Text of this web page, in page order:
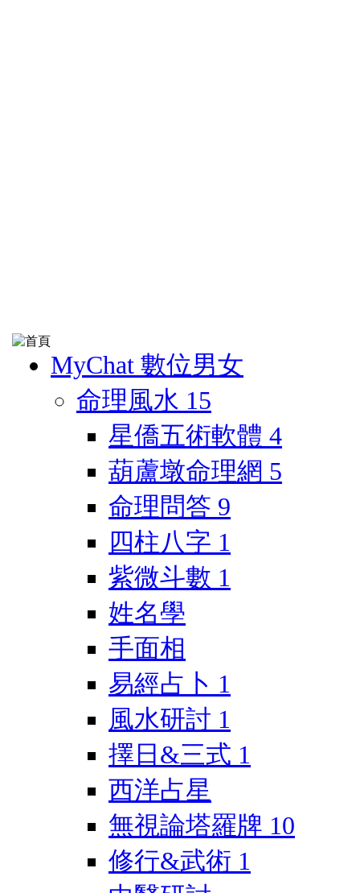
MyChat 數位男女
命理風水 15
星僑五術軟體 4
葫蘆墩命理網 5
命理問答 9
四柱八字 1
紫微斗數 1
姓名學
手面相
易經占卜 1
風水研討 1
擇日&三式 1
西洋占星
無視論塔羅牌 10
修行&武術 1